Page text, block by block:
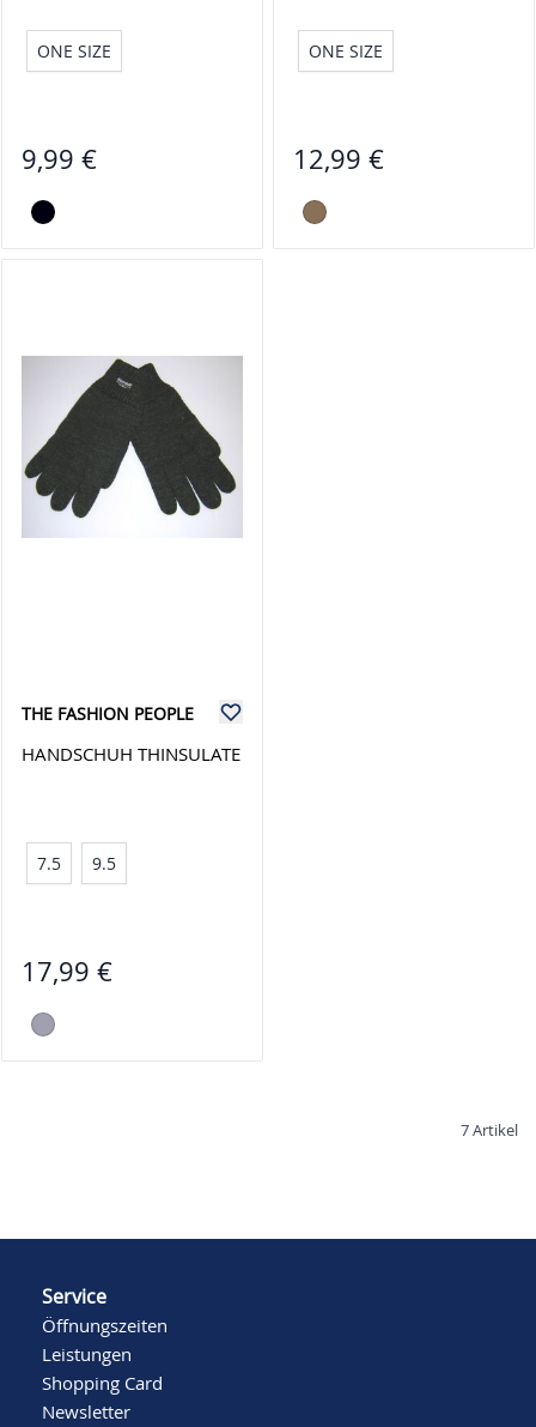
ONE SIZE
9,99 €
ONE SIZE
12,99 €
THE FASHION PEOPLE
HANDSCHUH THINSULATE
7.5 9.5
17,99 €
7Artikel
Service
Öffnungszeiten
Leistungen
Shopping Card
Newsletter